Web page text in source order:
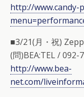
http://www.candy-
■3/21(月・祝)
(問)BEA:TEL / 092-
http://www.bea-
net.com/